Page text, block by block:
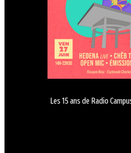
Les 15 ans de Radio